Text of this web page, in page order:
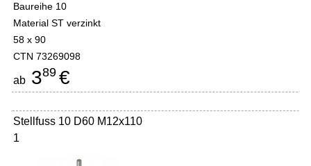
Baureihe 10
Material ST verzinkt
58 x 90
CTN 73269098
ab 389 €
Stellfuss 10 D60 M12x110
1